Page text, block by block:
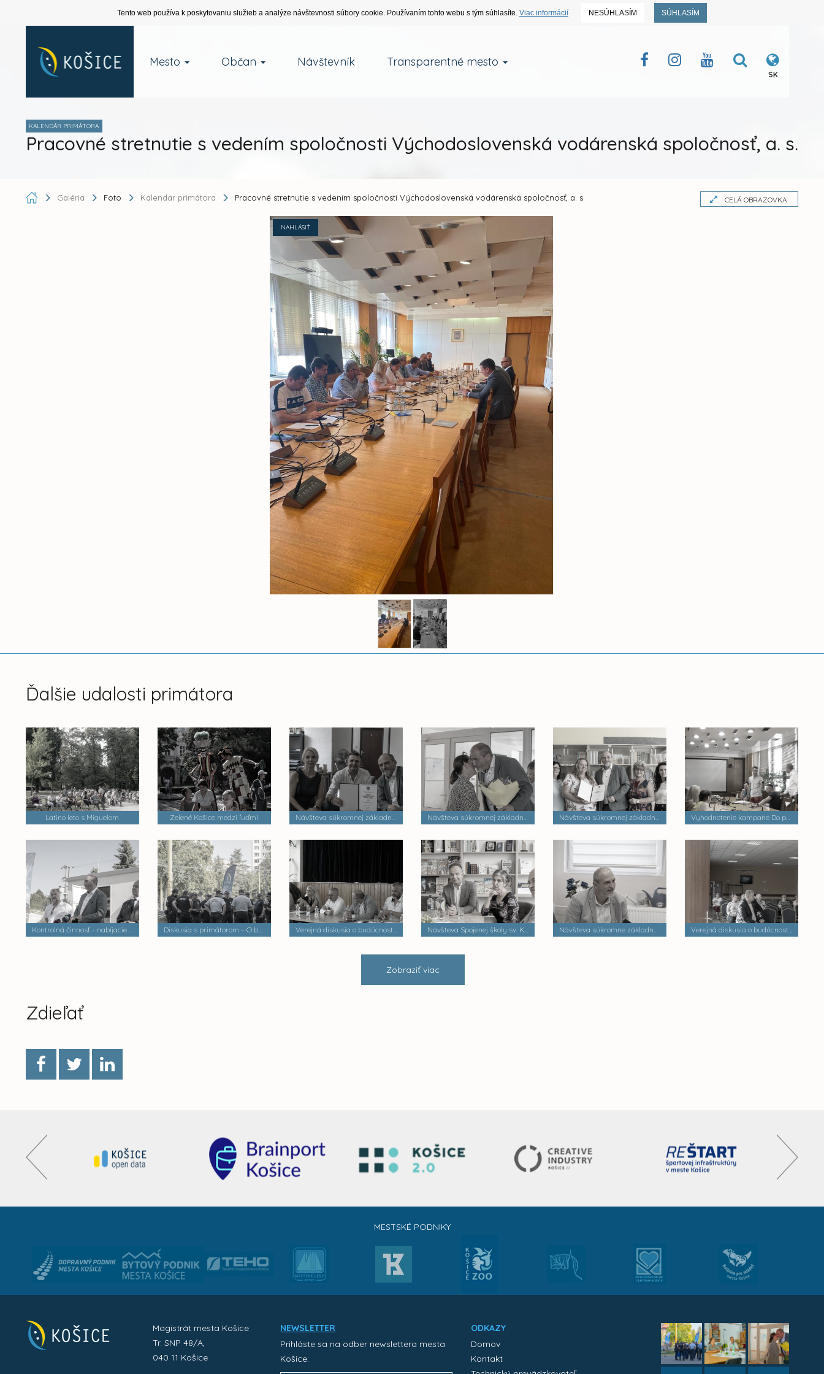
Tento web používa k poskytovaniu služieb a analýze návštevnosti súbory cookie. Používaním tohto webu s tým súhlasíte. Viac informácií NESÚHLASÍM SÚHLASÍM
Mesto Občan Návštevník Transparentné mesto
SK
KALENDÁR PRIMÁTORA
Pracovné stretnutie s vedením spoločnosti Východoslovenská vodárenská spoločnosť, a. s.
Galéria Foto Kalendár primátora Pracovné stretnutie s vedením spoločnosti Východoslovenská vodárenská spoločnosť, a. s. CELÁ OBRAZOVKA
NAHLÁSIŤ
Ďalšie udalosti primátora
Latino leto s Miguelom Zelené Košice medzi ľuďmi Návšteva súkromnej základnej umeleckej školy Zádielska Návšteva súkromnej základnej školy Dobrá škola n.o. Návšteva súkromnej základnej školy Palackého Vyhodnotenie kampane Do práce na bicykli
Kontrolná činnosť - nabíjacie stanice elektrobusov Diskusia s primátorom – O bezpečnosti a verejnom poriadku Verejná diskusia o budúcnosti mestských častí Návšteva Spojenej školy sv. Košických mučeníkov Návšteva súkromne základnej školy Verejná diskusia o budúcnosti mestských častí
Zobraziť viac
Zdieľať
MESTSKÉ PODNIKY
Magistrát mesta Košice
Tr. SNP 48/A,
040 11 Košice
NEWSLETTER
Prihláste sa na odber newslettera mesta
Košice:
ODKAZY
Domov
Kontakt